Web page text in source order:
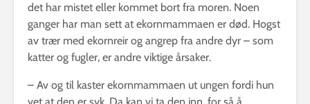
det har mistet eller kommet bort fra moren. Noen
ganger har man sett at ekornmammaen er død. Hogst
av trær med ekornreir og angrep fra andre dyr – som
katter og fugler, er andre viktige årsaker.
– Av og til kaster ekornmammaen ut ungen fordi hun